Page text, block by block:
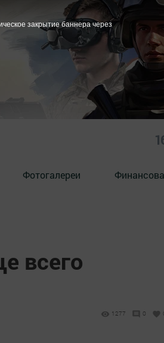
Фотогалереи
всего
1277 0
закрытие баннера через